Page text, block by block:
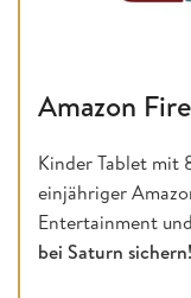
Amazon
Kinder Tablet mit
einjähriger
Entertainment
bei Saturn sichern!